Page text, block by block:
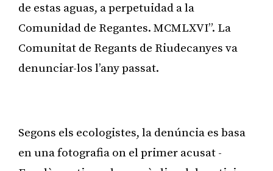
de estas aguas, a perpetuidad a la
Comunidad de Regantes. MCMLXVI”. La
Comunitat de Regants de Riudecanyes va
denunciar-los l’any passat.
Segons els ecologistes, la denúncia es basa
en una fotografia on el primer acusat -